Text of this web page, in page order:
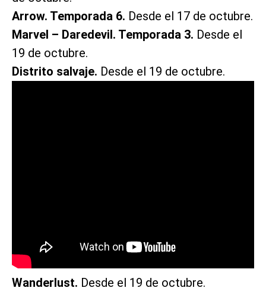
Arrow. Temporada 6. Desde el 17 de octubre.
Marvel – Daredevil. Temporada 3. Desde el
19 de octubre.
Distrito salvaje. Desde el 19 de octubre.
Wanderlust. Desde el 19 de octubre.